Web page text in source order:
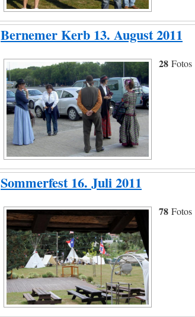
Bernemer Kerb 13. August 2011
28 Fotos
Sommerfest 16. Juli 2011
78 Fotos